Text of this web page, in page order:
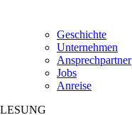
Geschichte
Unternehmen
Ansprechpartner
Jobs
Anreise
LESUNG